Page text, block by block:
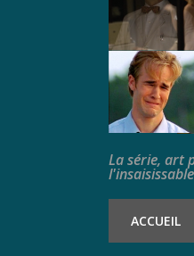
La série, art
l'insaisissable
ACCUEIL